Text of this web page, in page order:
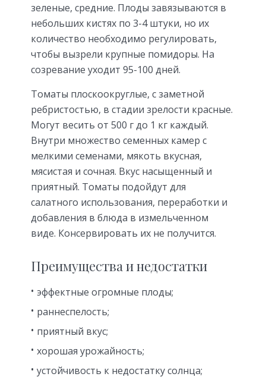
зеленые, средние. Плоды завязываются в
небольших кистях по 3-4 штуки, но их
количество необходимо регулировать,
чтобы вызрели крупные помидоры. На
созревание уходит 95-100 дней.
Томаты плоскоокруглые, с заметной
ребристостью, в стадии зрелости красные.
Могут весить от 500 г до 1 кг каждый.
Внутри множество семенных камер с
мелкими семенами, мякоть вкусная,
мясистая и сочная. Вкус насыщенный и
приятный. Томаты подойдут для
салатного использования, переработки и
добавления в блюда в измельченном
виде. Консервировать их не получится.
Преимущества и недостатки
эффектные огромные плоды;
раннеспелость;
приятный вкус;
хорошая урожайность;
устойчивость к недостатку солнца;